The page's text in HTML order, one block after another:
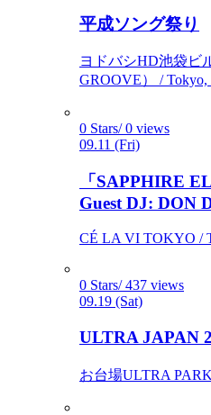
平成ソング祭り
ヨドバシHD池袋ビ
GROOVE） / Tokyo,
0 Stars/ 0 views
09.11 (Fri)
「SAPPHIRE
Guest DJ: DON
CÉ LA VI TOKYO /
0 Stars/ 437 views
09.19 (Sat)
ULTRA JAPAN
お台場ULTRA